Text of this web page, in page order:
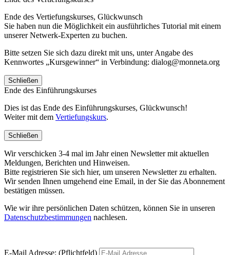
Ende des Vertiefungskurses, Glückwunsch
Sie haben nun die Möglichkeit ein ausführliches Tutorial mit einem
unserer Netwerk-Experten zu buchen.
Bitte setzen Sie sich dazu direkt mit uns, unter Angabe des
Kennwortes „Kursgewinner“ in Verbindung: dialog@monneta.org
Schließen
Ende des Einführungskurses
Dies ist das Ende des Einführungskurses, Glückwunsch!
Weiter mit dem Vertiefungskurs.
Schließen
Wir verschicken 3-4 mal im Jahr einen Newsletter mit aktuellen
Meldungen, Berichten und Hinweisen.
Bitte registrieren Sie sich hier, um unseren Newsletter zu erhalten.
Wir senden Ihnen umgehend eine Email, in der Sie das Abonnement
bestätigen müssen.
Wie wir ihre persönlichen Daten schützen, können Sie in unseren
Datenschutzbestimmungen nachlesen.
E-Mail Adresse: (Pflichtfeld)